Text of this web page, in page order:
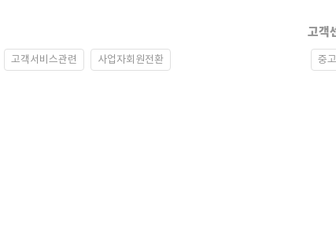
고객서비스관련 사업자회원전환
고객
중